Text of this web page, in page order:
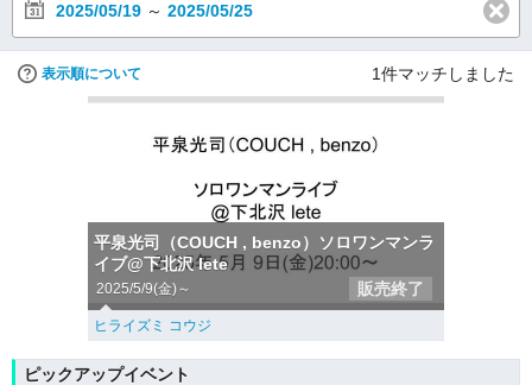
2025/05/19 ～ 2025/05/25
表示順について 1件マッチしました
平泉光司（COUCH , benzo）ソロワンマンラ
イブ@下北沢 lete
2025/5/9(金)～ 販売終了
ヒライズミ コウジ
ピックアップイベント